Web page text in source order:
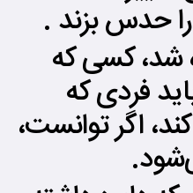
حدس بزند .
شد، کسی که
فردی که
اگر توانست،